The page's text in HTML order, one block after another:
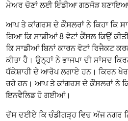
ਮੇਅਰ ਚੋਣਾਂ ਲਈ ਇੰਡੀਆ ਗਠਜੋੜ ਬਣਾਇਆ
ਆਪ ਤੇ ਕਾਂਗਰਸ ਦੇ ਕੌਂਸਲਰਾਂ ਨੇ ਕਿਹਾ ਕਿ
ਗਿਆ ਕਿ ਸਾਡੀਆਂ 8 ਵੋਟਾਂ ਕੈਂਸਲ ਕਿਉਂ
ਕਿ ਸਾਡੀਆਂ ਬਿਨਾਂ ਕਾਰਨ ਵੋਟਾਂ ਰਿਜੈਕਟ
ਕੀਤਾ ਹੈ। ਉਨ੍ਹਾਂ ਨੇ ਭਾਜਪਾ ਦੀ ਸਾਂਸਦ
ਧੱਕੇਸ਼ਾਹੀ ਦੇ ਆਰੋਪ ਲਗਾਏ ਹਨ। ਕਿਰਨ
ਰਹੇ ਹਨ। ਆਪ ਤੇ ਕਾਂਗਰਸ ਦੇ ਕੌਂਸਲਰਾਂ ਨੇ
ਇਨਵੈਲਿਡ ਹੋ ਗਈਆਂ।
ਦੱਸ ਦਈਏ ਕਿ ਚੰਡੀਗੜ੍ਹ ਵਿਚ ਅੱਜ ਨਗਰ